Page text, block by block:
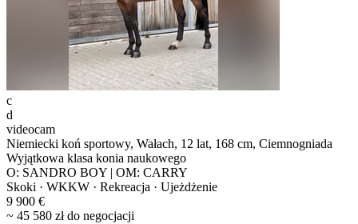
c
d
videocam
Niemiecki koń sportowy, Wałach, 12 lat, 168 cm, Ciemnogniada
Wyjątkowa klasa konia naukowego
O: SANDRO BOY | OM: CARRY
Skoki · WKKW · Rekreacja · Ujeżdżenie
9 900 €
~ 45 580 zł do negocjacji